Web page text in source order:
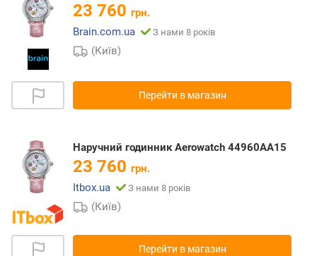
23 760 грн.
Brain.com.ua
З нами 8 років
(Київ)
Перейти в магазин
Наручний годинник Aerowatch 44960AA15
23 760 грн.
Itbox.ua
З нами 8 років
(Київ)
Перейти в магазин